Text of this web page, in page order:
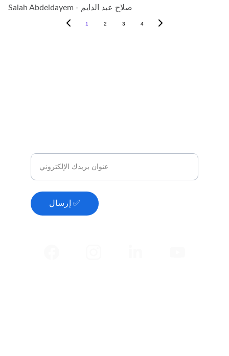
Salah Abdeldayem - صلاح عبد الدايم
1 2 3 4
إرسال ✅